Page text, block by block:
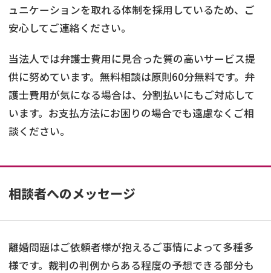
ュニケーションを取れる体制を採用しているため、ご
安心してご連絡ください。
当法人では弁護士費用に見合った質の高いサービス提
供に努めています。無料相談は原則60分無料です。弁
護士費用が気になる場合は、分割払いにもご対応して
います。お支払方法にお困りの場合でも遠慮なくご相
談ください。
相談者へのメッセージ
離婚問題はご依頼者様が抱えるご事情によって多種多
様です。裁判の判例からある程度の予想できる部分も